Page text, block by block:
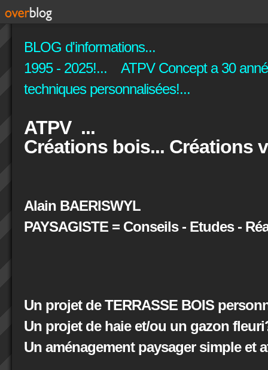
BLOG d'informations...
1995 - 2025!... ATPV Concept a 30
techniques personnalisées!...
ATPV ...
Créations bois... Créations
Alain BAERISWYL
PAYSAGISTE = Conseils - Etudes -
Un projet de TERRASSE BOIS
Un projet de haie et/ou un gazon
Un aménagement paysager simple et